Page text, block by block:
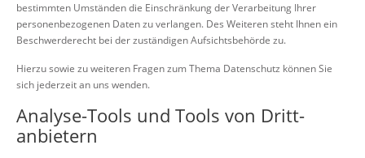
bestimmten Umständen die Einschränkung der Verarbeitung Ihrer
personenbezogenen Daten zu verlangen. Des Weiteren steht Ihnen ein
Beschwerderecht bei der zuständigen Aufsichtsbehörde zu.
Hierzu sowie zu weiteren Fragen zum Thema Datenschutz können Sie
sich jederzeit an uns wenden.
Analyse-Tools und Tools von Dritt­
anbietern